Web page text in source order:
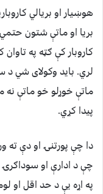
هوښیار او بریالي
بریا او ماتې شتون
کاروبار کې ګټه په
لري. باید وکولای شي د
ماتې خوړلو خو ماتې
پیدا کړي.
دا چې پورتنۍ او دې ته
چې د ادارې او
په اړه یې د حد اقل او